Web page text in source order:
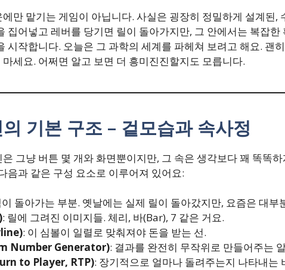
만 맡기는 게임이 아닙니다. 사실은 굉장히 정밀하게 설계된,
집어넣고 레버를 당기면 릴이 돌아가지만, 그 안에서는 복잡한
시작합니다. 오늘은 그 과학의 세계를 파헤쳐 보려고 해요. 괜
세요. 어쩌면 알고 보면 더 흥미진진할지도 모릅니다.
기본 구조 – 겉모습과 속사정
그냥 버튼 몇 개와 화면뿐이지만, 그 속은 생각보다 꽤 똑똑
음과 같은 구성 요소로 이루어져 있어요:
돌아가는 부분. 옛날에는 실제 릴이 돌아갔지만, 요즘은 대부
: 릴에 그려진 이미지들. 체리, 바(Bar), 7 같은 거요.
: 이 심볼이 일렬로 맞춰져야 돈을 받는 선.
Number Generator): 결과를 완전히 무작위로 만들어주는
to Player, RTP): 장기적으로 얼마나 돌려주는지 나타내는